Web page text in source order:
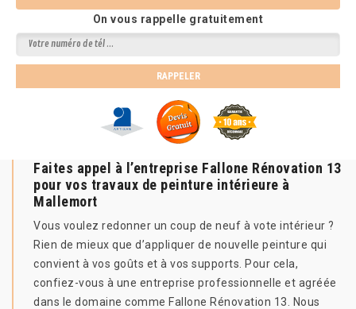
On vous rappelle gratuitement
Faites appel à l’entreprise Fallone Rénovation 13
pour vos travaux de peinture intérieure à
Mallemort
Vous voulez redonner un coup de neuf à vote intérieur ?
Rien de mieux que d’appliquer de nouvelle peinture qui
convient à vos goûts et à vos supports. Pour cela,
confiez-vous à une entreprise professionnelle et agréée
dans le domaine comme Fallone Rénovation 13. Nous